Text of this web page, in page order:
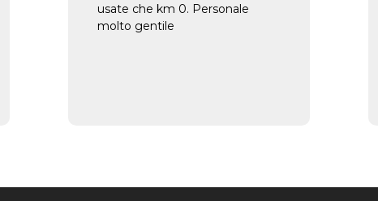
usate che km 0. Personale
molto gentile